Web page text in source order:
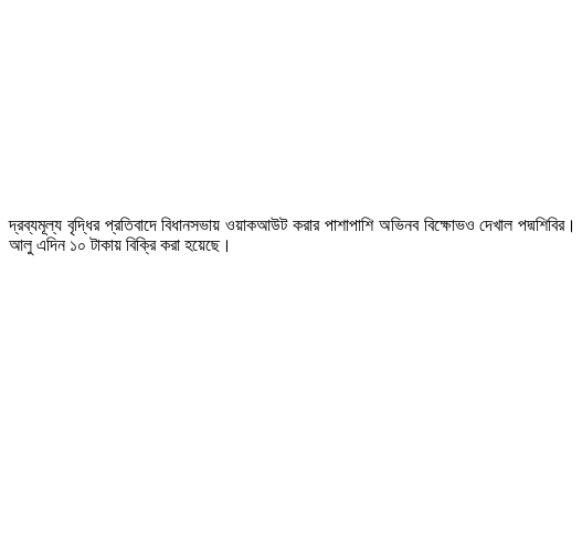
দ্রব্যমূল্য বৃদ্ধির প্রতিবাদে বিধানসভায় ওয়াকআউট করার পাশাপাশি অভিনব বিক্ষোভও দেখাল
আলু এদিন ১০ টাকায় বিক্রি করা হয়েছে।